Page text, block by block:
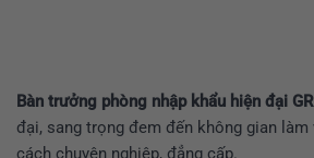
Bàn trưởng phòng nhập khẩu hiện đại
đại, sang trọng đem đến không gian làm
cách chuyên nghiệp, đẳng cấp.